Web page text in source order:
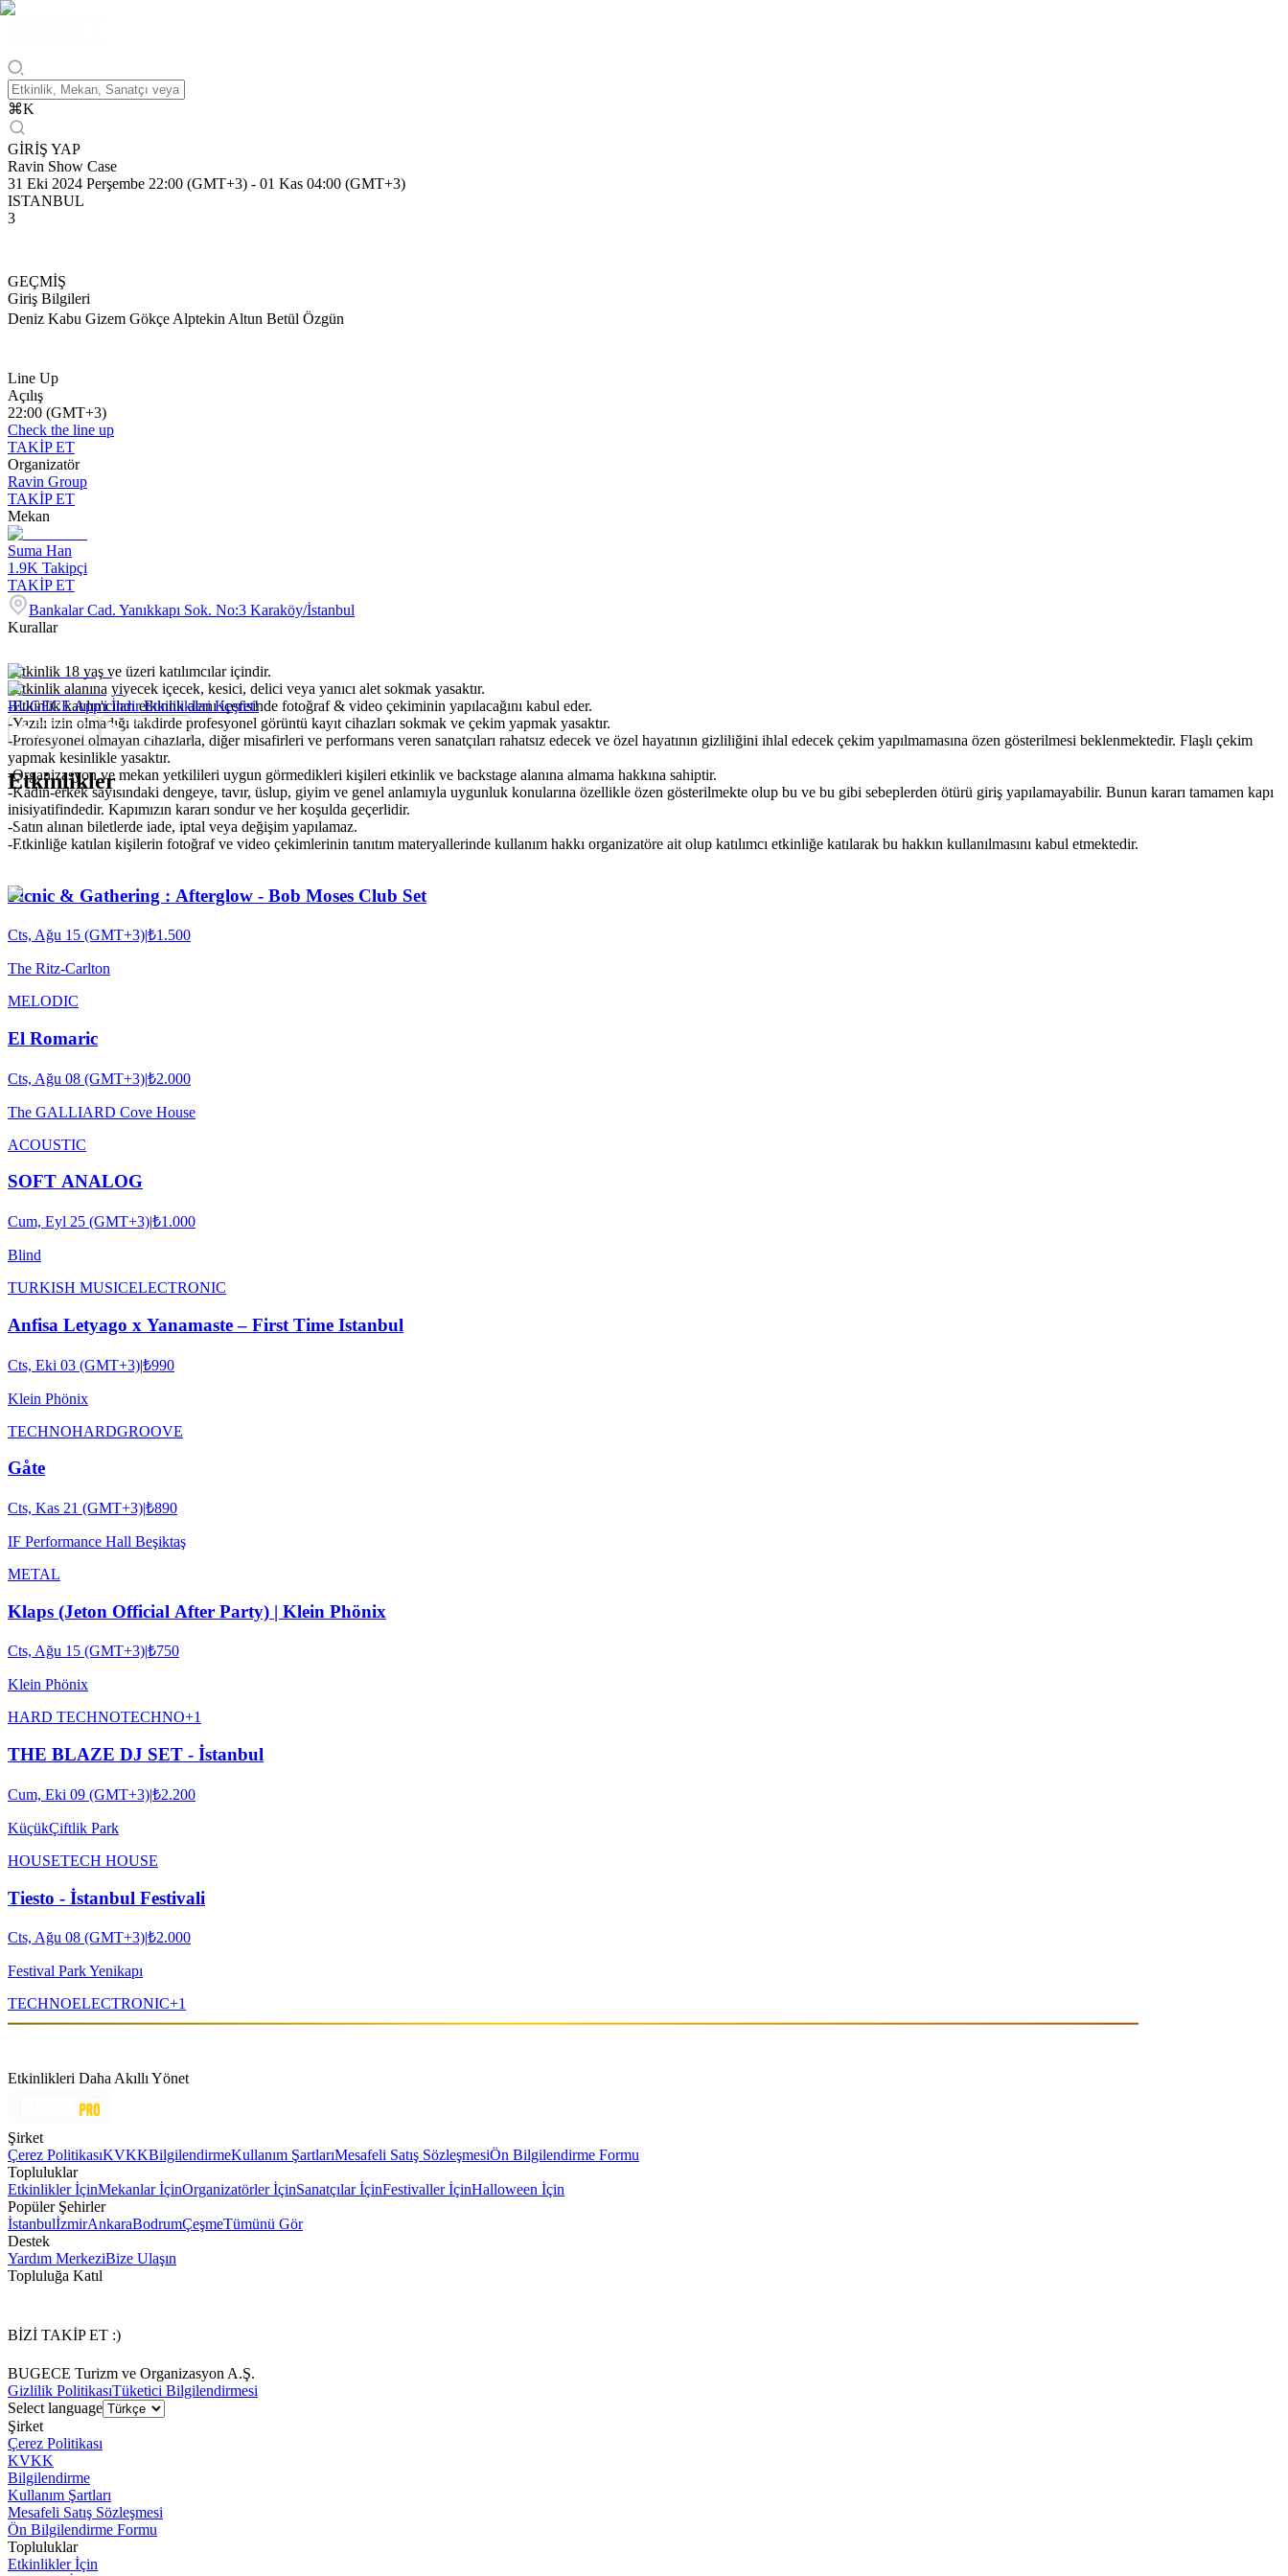
⌘K
GİRİŞ YAP
Ravin Show Case
31 Eki 2024 Perşembe 22:00 (GMT+3) - 01 Kas 04:00 (GMT+3)
ISTANBUL
3
GEÇMİŞ
Giriş Bilgileri
Deniz Kabu Gizem Gökçe Alptekin Altun Betül Özgün
Line Up
Açılış
22:00 (GMT+3)
Check the line up
TAKİP ET
Organizatör
Ravin Group
TAKİP ET
Mekan
Suma Han
1.9K Takipçi
TAKİP ET
Bankalar Cad. Yanıkkapı Sok. No:3 Karaköy/İstanbul
Kurallar
-Etkinlik 18 yaş ve üzeri katılımcılar içindir.
-Etkinlik alanına yiyecek içecek, kesici, delici veya yanıcı alet sokmak yasaktır.
-Etkinlik katılımcıları etkinlik alanı içerisinde fotoğraf & video çekiminin yapılacağını kabul eder.
-Yazılı izin olmadığı takdirde profesyonel görüntü kayıt cihazları sokmak ve çekim yapmak yasaktır.
-Profesyonel olmayan cihazlarla, diğer misafirleri ve performans veren sanatçıları rahatsız edecek ve özel hayatının gizliliğini ihlal edecek çekim yapılmamasına özen gösterilmesi beklenmektedir. Flaşlı çekim
yapmak kesinlikle yasaktır.
-Organizasyon ve mekan yetkilileri uygun görmedikleri kişileri etkinlik ve backstage alanına almama hakkına sahiptir.
-Kadın-erkek sayısındaki dengeye, tavır, üslup, giyim ve genel anlamıyla uygunluk konularına özellikle özen gösterilmekte olup bu ve bu gibi sebeplerden ötürü giriş yapılamayabilir. Bunun kararı tamamen kapı
inisiyatifindedir. Kapımızın kararı sondur ve her koşulda geçerlidir.
-Satın alınan biletlerde iade, iptal veya değişim yapılamaz.
-Etkinliğe katılan kişilerin fotoğraf ve video çekimlerinin tanıtım materyallerinde kullanım hakkı organizatöre ait olup katılımcı etkinliğe katılarak bu hakkın kullanılmasını kabul etmektedir.
BUGECE App'i İndir Etkinlikleri Keşfet!
Etkinlikler
Picnic & Gathering : Afterglow - Bob Moses Club Set
Cts, Ağu 15 (GMT+3)|₺1.500
The Ritz-Carlton
MELODIC
El Romaric
Cts, Ağu 08 (GMT+3)|₺2.000
The GALLIARD Cove House
ACOUSTIC
SOFT ANALOG
Cum, Eyl 25 (GMT+3)|₺1.000
Blind
TURKISH MUSICELECTRONIC
Anfisa Letyago x Yanamaste – First Time Istanbul
Cts, Eki 03 (GMT+3)|₺990
Klein Phönix
TECHNOHARDGROOVE
Gåte
Cts, Kas 21 (GMT+3)|₺890
IF Performance Hall Beşiktaş
METAL
Klaps (Jeton Official After Party) | Klein Phönix
Cts, Ağu 15 (GMT+3)|₺750
Klein Phönix
HARD TECHNOTECHNO+1
THE BLAZE DJ SET - İstanbul
Cum, Eki 09 (GMT+3)|₺2.200
KüçükÇiftlik Park
HOUSETECH HOUSE
Tiesto - İstanbul Festivali
Cts, Ağu 08 (GMT+3)|₺2.000
Festival Park Yenikapı
TECHNOELECTRONIC+1
Etkinlikleri Daha Akıllı Yönet
Şirket
Çerez PolitikasıKVKKBilgilendirmeKullanım ŞartlarıMesafeli Satış SözleşmesiÖn Bilgilendirme Formu
Topluluklar
Etkinlikler İçinMekanlar İçinOrganizatörler İçinSanatçılar İçinFestivaller İçinHalloween İçin
Popüler Şehirler
İstanbulİzmirAnkaraBodrumÇeşmeTümünü Gör
Destek
Yardım MerkeziBize Ulaşın
Topluluğa Katıl
BİZİ TAKİP ET :)
BUGECE Turizm ve Organizasyon A.Ş.
Gizlilik PolitikasıTüketici Bilgilendirmesi
Select language
Şirket
Çerez Politikası
KVKK
Bilgilendirme
Kullanım Şartları
Mesafeli Satış Sözleşmesi
Ön Bilgilendirme Formu
Topluluklar
Etkinlikler İçin